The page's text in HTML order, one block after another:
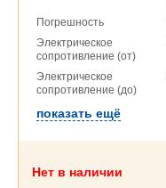
Погрешность
Электрическое
сопротивление (от)
Электрическое
сопротивление (до)
показать ещё
Нет в наличии